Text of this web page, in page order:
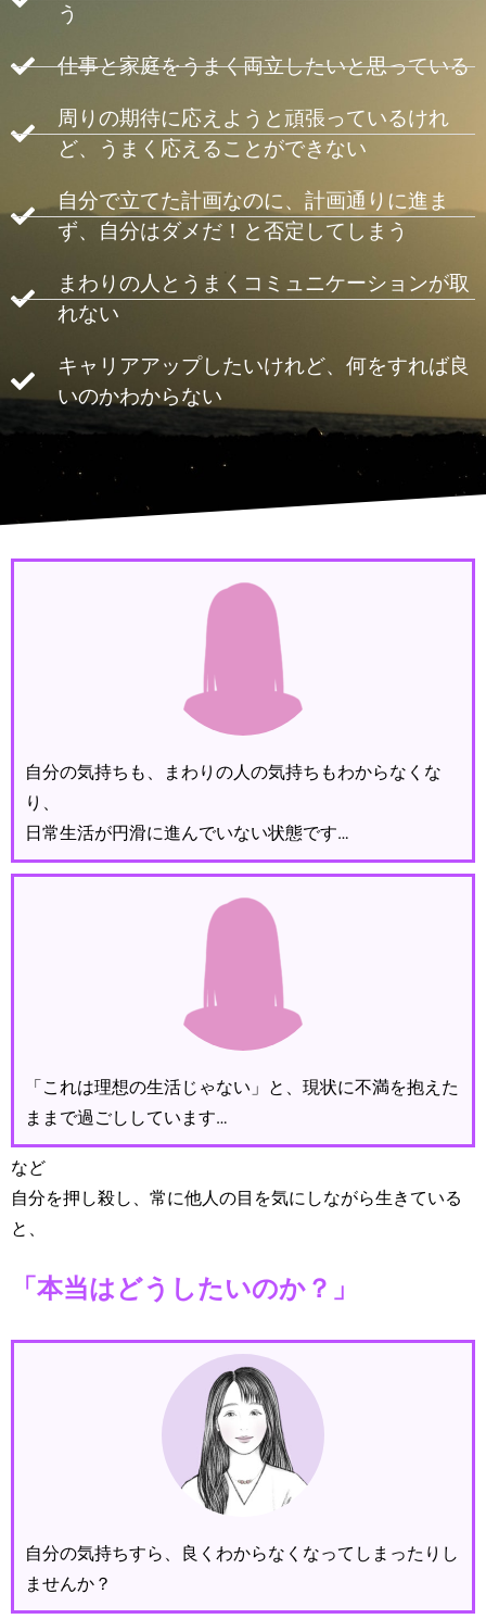
う
仕事と家庭をうまく両立したいと思っている
周りの期待に応えようと頑張っているけれ
ど、うまく応えることができない
自分で立てた計画なのに、計画通りに進ま
ず、自分はダメだ！と否定してしまう
まわりの人とうまくコミュニケーションが取
れない
キャリアアップしたいけれど、何をすれば良
いのかわからない
自分の気持ちも、まわりの人の気持ちもわからなくな
り、
日常生活が円滑に進んでいない状態です…
「これは理想の生活じゃない」と、現状に不満を抱えた
ままで過ごししています…
など
自分を押し殺し、常に他人の目を気にしながら生きている
と、
「本当はどうしたいのか？」
自分の気持ちすら、良くわからなくなってしまったりし
ませんか？